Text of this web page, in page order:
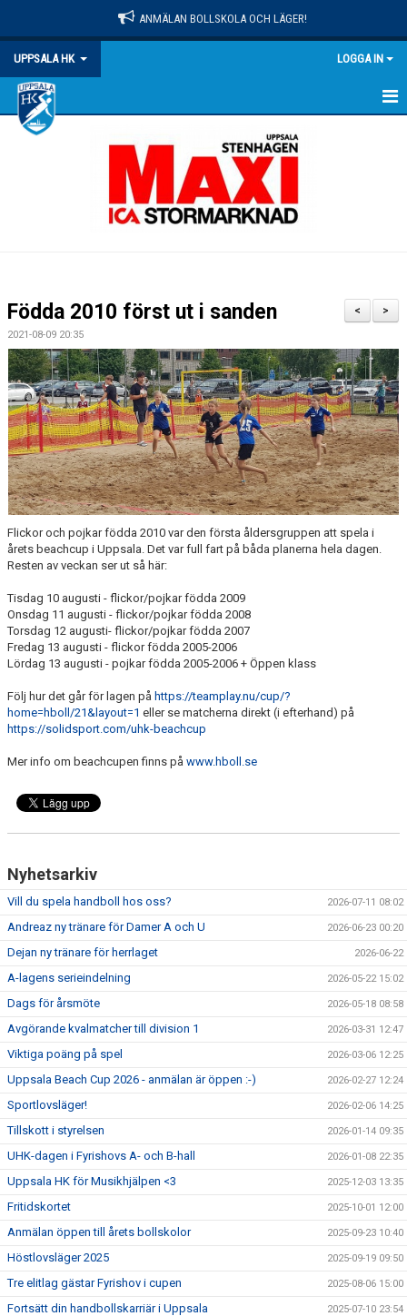
ANMÄLAN BOLLSKOLA OCH LÄGER!
UPPSALA HK LOGGA IN
HEM
KONTAKT
DOKUMENT
PRAKTISK INFO
>
<
Födda 2010 först ut i sanden
2021-08-09 20:35
Flickor och pojkar födda 2010 var den första åldersgruppen att spela i
årets beachcup i Uppsala. Det var full fart på båda planerna hela dagen.
Resten av veckan ser ut så här:
Tisdag 10 augusti - flickor/pojkar födda 2009
Onsdag 11 augusti - flickor/pojkar födda 2008
Torsdag 12 augusti- flickor/pojkar födda 2007
Fredag 13 augusti - flickor födda 2005-2006
Lördag 13 augusti - pojkar födda 2005-2006 + Öppen klass
Följ hur det går för lagen på https://teamplay.nu/cup/?
home=hboll/21&layout=1 eller se matcherna direkt (i efterhand) på
https://solidsport.com/uhk-beachcup
Mer info om beachcupen finns på www.hboll.se
Nyhetsarkiv
Vill du spela handboll hos oss? 2026-07-11 08:02
Andreaz ny tränare för Damer A och U 2026-06-23 00:20
Dejan ny tränare för herrlaget 2026-06-22
A-lagens serieindelning 2026-05-22 15:02
Dags för årsmöte 2026-05-18 08:58
Avgörande kvalmatcher till division 1 2026-03-31 12:47
Viktiga poäng på spel 2026-03-06 12:25
Uppsala Beach Cup 2026 - anmälan är öppen :-) 2026-02-27 12:24
Sportlovsläger! 2026-02-06 14:25
Tillskott i styrelsen 2026-01-14 09:35
UHK-dagen i Fyrishovs A- och B-hall 2026-01-08 22:35
Uppsala HK för Musikhjälpen <3 2025-12-03 13:35
Fritidskortet 2025-10-01 12:00
Anmälan öppen till årets bollskolor 2025-09-23 10:40
Höstlovsläger 2025 2025-09-19 09:50
Tre elitlag gästar Fyrishov i cupen 2025-08-06 15:00
Fortsätt din handbollskarriär i Uppsala 2025-07-10 23:54